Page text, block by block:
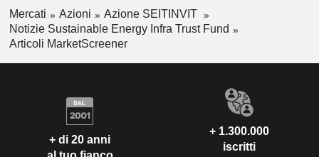
Mercati Azioni
Azione SEITINVIT
Notizie Sustainable Energy Infra Trust Fund
Articoli MarketScreener
+ di 20 anni
+ 1.300.000
iscritti